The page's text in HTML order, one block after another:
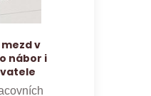
v
nábor i